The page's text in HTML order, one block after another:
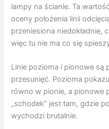
lampy na ścianie. Ta
oceny położenia linii
przeniesiona niedokładnie,
więc tu nie ma co się
Linie pozioma i pionowe są
przesunięć. Pozioma
równo w pionie, a pionowe
„schodek” jest tam, gdzie
wychodzi brutalnie.